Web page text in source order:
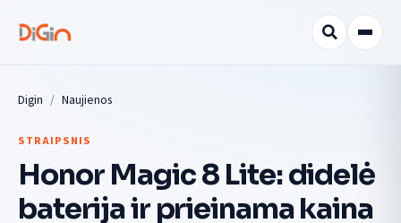
Digin Naujienos
STRAIPSNIS
Honor Magic 8 Lite: didelė
baterija ir prieinama kaina